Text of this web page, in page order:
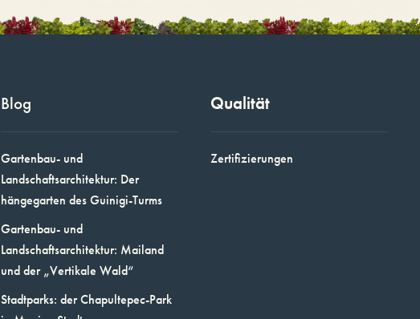
Blog
Gartenbau- und
Landschaftsarchitektur: Der
hängegarten des Guinigi-Turms
Gartenbau- und
Landschaftsarchitektur: Mailand
und der „Vertikale Wald“
Stadtparks: der Chapultepec-Park
Qualität
Zertifizierungen